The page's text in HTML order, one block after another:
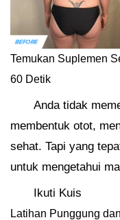
Temukan Suplemen
60 Detik
Anda tidak
membentuk otot,
sehat. Tapi yang
untuk mengetahui
Ikuti Kuis
Latihan Punggung